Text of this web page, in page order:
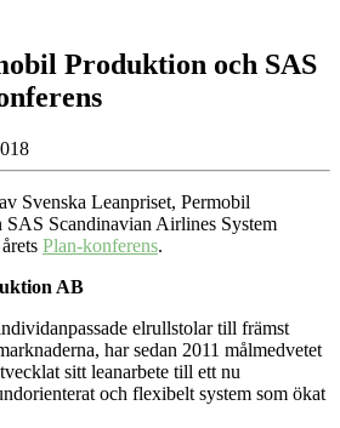
Produktion och SAS
Svenska Leanpriset, Permobil
Scandinavian Airlines System
Plan-konferens.
AB
elrullstolar till främst
har sedan 2011 målmedvetet
sitt leanarbete till ett nu
och flexibelt system som ökat